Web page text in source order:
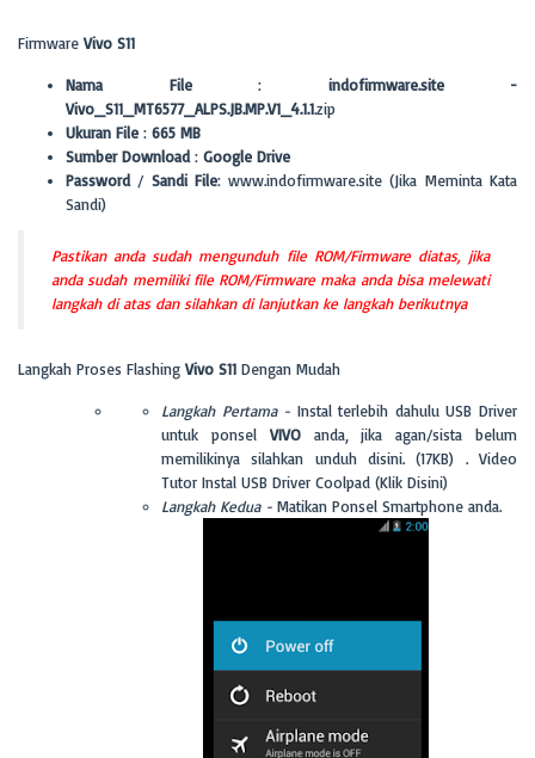
Firmware Vivo S11
Nama File: indofirmware.site -
Vivo_S11_MT6577_ALPS.JB.MP.V1_4.1.1.zip
Ukuran File : 665 MB
Sumber Download : Google Drive
Password / Sandi File: www.indofirmware.site (Jika Meminta Kata
Sandi)
Pastikan anda sudah mengunduh file ROM/Firmware diatas, jika
anda sudah memiliki file ROM/Firmware maka anda bisa melewati
langkah di atas dan silahkan di lanjutkan ke langkah berikutnya
Langkah Proses Flashing Vivo S11 Dengan Mudah
Langkah Pertama - Instal terlebih dahulu USB Driver
untuk ponsel VIVOanda, jika agan/sista belum
memilikinya silahkan unduh disini. (17KB) . Video
Tutor Instal USB Driver Coolpad (Klik Disini)
Langkah Kedua - Matikan Ponsel Smartphone anda.